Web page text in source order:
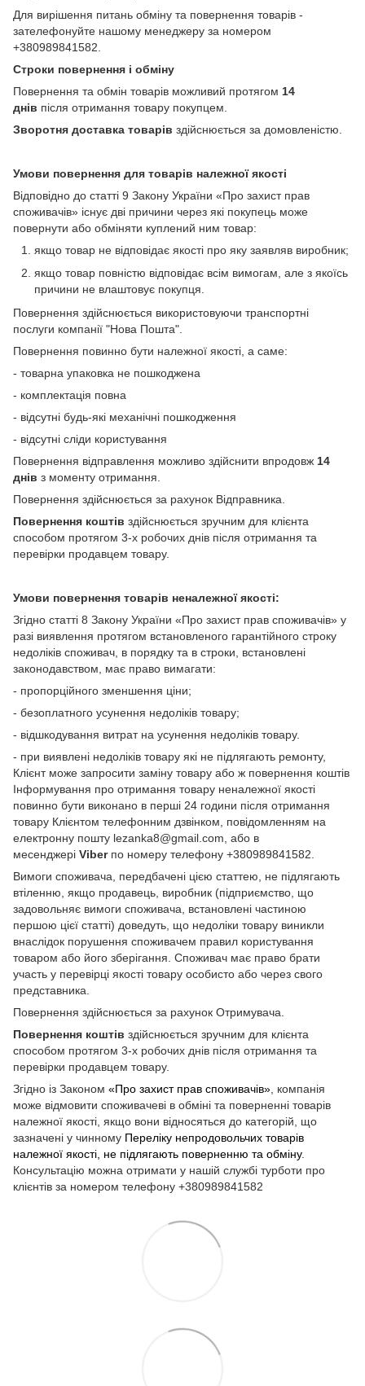
Для вирішення питань обміну та повернення товарів -
зателефонуйте нашому менеджеру за номером
+380989841582.
Строки повернення і обміну
Повернення та обмін товарів можливий протягом 14
днів після отримання товару покупцем.
Зворотня доставка товарів здійснюється за домовленістю.
Умови повернення для товарів належної якості
Відповідно до статті 9 Закону України «Про захист прав
споживачів» існує дві причини через які покупець може
повернути або обміняти куплений ним товар:
якщо товар не відповідає якості про яку заявляв виробник;
якщо товар повністю відповідає всім вимогам, але з якоїсь
причини не влаштовує покупця.
Повернення здійснюється використовуючи транспортні
послуги компанії "Нова Пошта".
Повернення повинно бути належної якості, а саме:
- товарна упаковка не пошкоджена
- комплектація повна
- відсутні будь-які механічні пошкодження
- відсутні сліди користування
Повернення відправлення можливо здійснити впродовж 14
днів з моменту отримання.
Повернення здійснюється за рахунок Відправника.
Повернення коштів здійснюється зручним для клієнта
способом протягом 3-х робочих днів після отримання та
перевірки продавцем товару.
Умови повернення товарів неналежної якості:
Згідно статті 8 Закону України «Про захист прав споживачів» у
разі виявлення протягом встановленого гарантійного строку
недоліків споживач, в порядку та в строки, встановлені
законодавством, має право вимагати:
- пропорційного зменшення ціни;
- безоплатного усунення недоліків товару;
- відшкодування витрат на усунення недоліків товару.
- при виявлені недоліків товару які не підлягають ремонту,
Клієнт може запросити заміну товару або ж повернення коштів
Інформування про отримання товару неналежної якості
повинно бути виконано в перші 24 години після отримання
товару Клієнтом телефонним дзвінком, повідомленням на
електронну пошту lezanka8@gmail.com, або в
месенджері Viberпо номеру телефону +380989841582.
Вимоги споживача, передбачені цією статтею, не підлягають
втіленню, якщо продавець, виробник (підприємство, що
задовольняє вимоги споживача, встановлені частиною
першою цієї статті) доведуть, що недоліки товару виникли
внаслідок порушення споживачем правил користування
товаром або його зберігання. Споживач має право брати
участь у перевірці якості товару особисто або через свого
представника.
Повернення здійснюється за рахунок Отримувача.
Повернення коштів здійснюється зручним для клієнта
способом протягом 3-х робочих днів після отримання та
перевірки продавцем товару.
Згідно із Законом «Про захист прав споживачів» , компанія
може відмовити споживачеві в обміні та поверненні товарів
належної якості, якщо вони відносяться до категорій, що
зазначені у чинному Переліку непродовольчих товарів
належної якості, не підлягають поверненню та обміну.
Консультацію можна отримати у нашій службі турботи про
клієнтів за номером телефону +380989841582